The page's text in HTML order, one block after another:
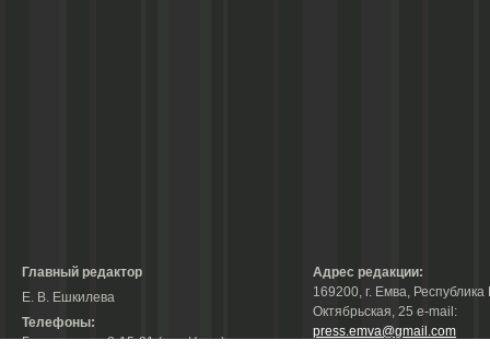
Главный редактор
Е. В. Ешкилева
Телефоны:
Гл. редактор: 2-15-31 (тел./факс);
Адрес редакции:
169200, г. Емва, Республика
Октябрьская, 25 е-mail:
press.emva@gmail.com